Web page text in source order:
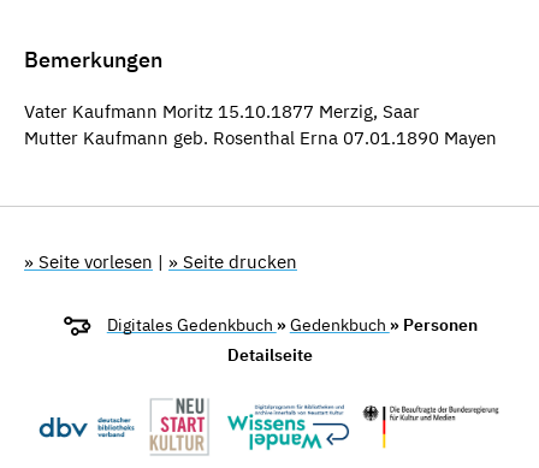
Bemerkungen
Vater Kaufmann Moritz 15.10.1877 Merzig, Saar
Mutter Kaufmann geb. Rosenthal Erna 07.01.1890 Mayen
» Seite vorlesen | » Seite drucken
Digitales Gedenkbuch »Gedenkbuch » Personen
Detailseite